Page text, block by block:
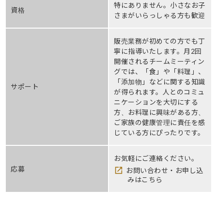
資格
特にありません。小さなお子
さまがいらっしゃる方も歓迎
サポート
販売業務が初めての方でも丁
寧に指導いたします。月2回
開催されるチームミーティン
グでは、「食」や「料理」、
「添加物」などに関する知識
が得られます。人とのコミュ
ニケーションを大切にする
方、お料理に興味がある方、
ご家族の健康管理に責任を感
じている方にぴったりです。
応募
お気軽にご連絡ください。
お問い合わせ・お申し込
みはこちら